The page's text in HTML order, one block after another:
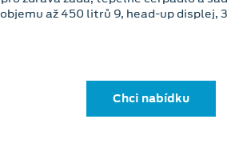
až 450 litrů 9, head-up
Chci nabídku